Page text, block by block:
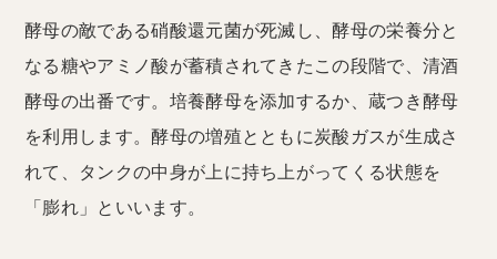
酵母の敵である硝酸還元菌が死滅し、酵母の栄養分と
なる糖やアミノ酸が蓄積されてきたこの段階で、清酒
酵母の出番です。培養酵母を添加するか、蔵つき酵母
を利用します。酵母の増殖とともに炭酸ガスが生成さ
れて、タンクの中身が上に持ち上がってくる状態を
「膨れ」といいます。